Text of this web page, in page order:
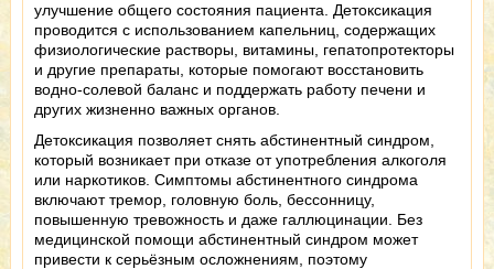
улучшение общего состояния пациента. Детоксикация
проводится с использованием капельниц, содержащих
физиологические растворы, витамины, гепатопротекторы
и другие препараты, которые помогают восстановить
водно-солевой баланс и поддержать работу печени и
других жизненно важных органов.
Детоксикация позволяет снять абстинентный синдром,
который возникает при отказе от употребления алкоголя
или наркотиков. Симптомы абстинентного синдрома
включают тремор, головную боль, бессонницу,
повышенную тревожность и даже галлюцинации. Без
медицинской помощи абстинентный синдром может
привести к серьёзным осложнениям, поэтому